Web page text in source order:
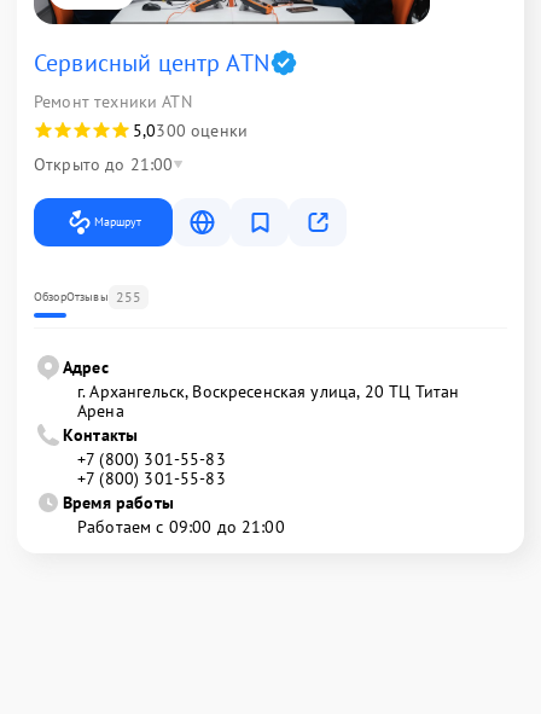
Сервисный центр ATN
Ремонт техники ATN
5,0300 оценки
Открыто до 21:00
Маршрут
ОбзорОтзывы 255
Адрес
г. Архангельск, Воскресенская улица, 20 ТЦ Титан
Арена
Контакты
+7 (800) 301-55-83
+7 (800) 301-55-83
Время работы
Работаем с 09:00 до 21:00